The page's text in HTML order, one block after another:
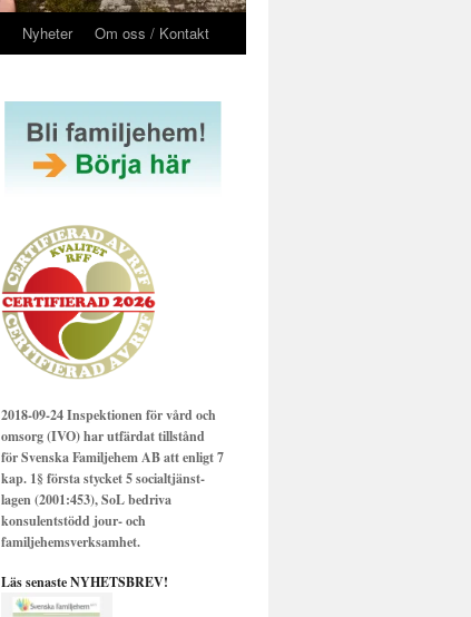
Nyheter Om oss / Kontakt
2018-09-24 Inspektionen för vård och
omsorg (IVO) har utfärdat tillstånd
för Svenska Familjehem AB att enligt 7
kap. 1§ första stycket 5 socialtjänst-
lagen (2001:453), SoL bedriva
konsulentstödd jour- och
familjehemsverksamhet.
Läs senaste NYHETSBREV!